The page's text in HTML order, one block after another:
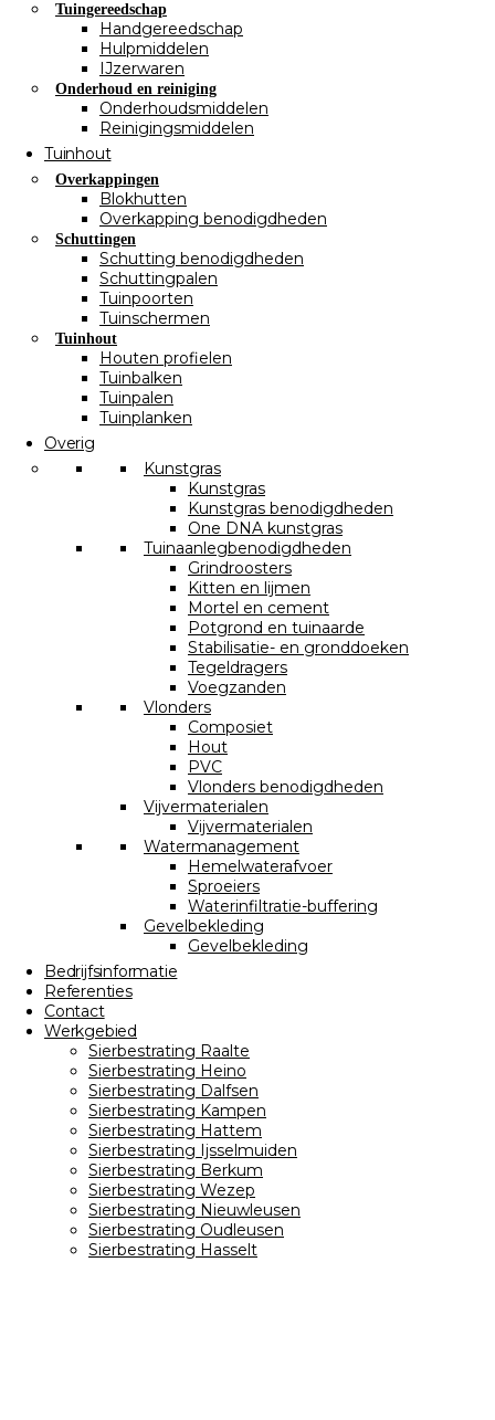
Tuingereedschap
Handgereedschap
Hulpmiddelen
IJzerwaren
Onderhoud en reiniging
Onderhoudsmiddelen
Reinigingsmiddelen
Tuinhout
Overkappingen
Blokhutten
Overkapping benodigdheden
Schuttingen
Schutting benodigdheden
Schuttingpalen
Tuinpoorten
Tuinschermen
Tuinhout
Houten profielen
Tuinbalken
Tuinpalen
Tuinplanken
Overig
Kunstgras
Kunstgras
Kunstgras benodigdheden
One DNA kunstgras
Tuinaanlegbenodigdheden
Grindroosters
Kitten en lijmen
Mortel en cement
Potgrond en tuinaarde
Stabilisatie- en gronddoeken
Tegeldragers
Voegzanden
Vlonders
Composiet
Hout
PVC
Vlonders benodigdheden
Vijvermaterialen
Vijvermaterialen
Watermanagement
Hemelwaterafvoer
Sproeiers
Waterinfiltratie-buffering
Gevelbekleding
Gevelbekleding
Bedrijfsinformatie
Referenties
Contact
Werkgebied
Sierbestrating Raalte
Sierbestrating Heino
Sierbestrating Dalfsen
Sierbestrating Kampen
Sierbestrating Hattem
Sierbestrating Ijsselmuiden
Sierbestrating Berkum
Sierbestrating Wezep
Sierbestrating Nieuwleusen
Sierbestrating Oudleusen
Sierbestrating Hasselt